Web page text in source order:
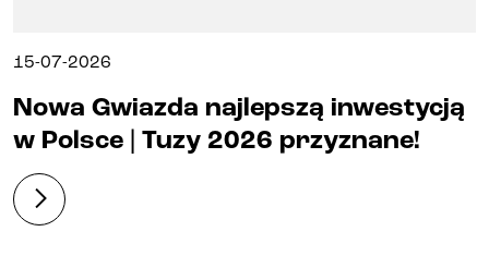
15-07-2026
Nowa Gwiazda najlepszą inwestycją
w Polsce | Tuzy 2026 przyznane!